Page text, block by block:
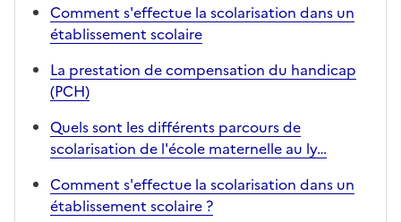
Comment s'effectue la scolarisation dans un
établissement scolaire
La prestation de compensation du handicap
(PCH)
Quels sont les différents parcours de
scolarisation de l'école maternelle au ly…
Comment s'effectue la scolarisation dans un
établissement scolaire ?